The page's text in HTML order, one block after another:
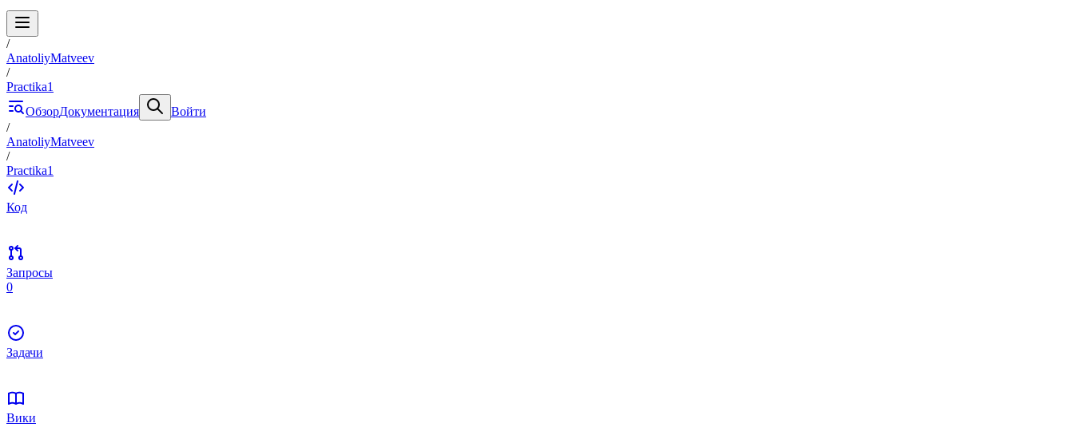
/
AnatoliyMatveev
/
Practika1
ОбзорДокументация
Войти
/
AnatoliyMatveev
/
Practika1
Код
Запросы
0
Задачи
Вики